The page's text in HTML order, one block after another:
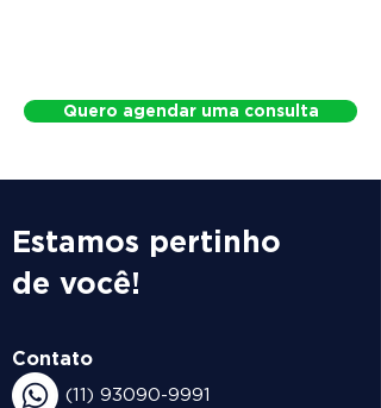
Quero agendar uma consulta
Estamos pertinho
de você!
Contato
(11) 93090-9991